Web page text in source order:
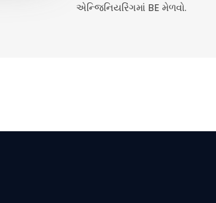
એન્જિનિયરિંગમાં BE મેળવો.